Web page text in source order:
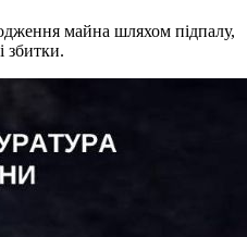
майна шляхом підпалу,
збитки.